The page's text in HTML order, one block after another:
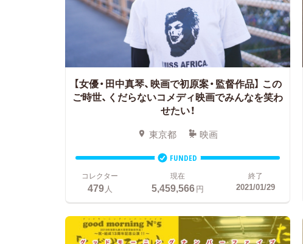
【女優・田中真琴、映画で初原案・監督作品】 この
ご時世、くだらないコメディ映画でみんなを笑わ
せたい！
東京都 映画
FUNDED
コレクター
479人
現在
5,459,566円
終了
2021/01/29